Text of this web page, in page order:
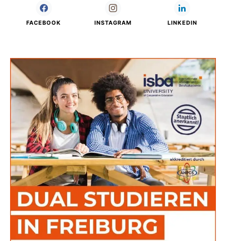
FACEBOOK INSTAGRAM LINKEDIN